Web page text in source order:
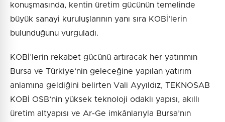
konuşmasında, kentin üretim gücünün temelinde
büyük sanayi kuruluşlarının yanı sıra KOBİ’lerin
bulunduğunu vurguladı.
KOBİ’lerin rekabet gücünü artıracak her yatırımın
Bursa ve Türkiye’nin geleceğine yapılan yatırım
anlamına geldiğini belirten Vali Ayyıldız, TEKNOSAB
KOBİ OSB’nin yüksek teknoloji odaklı yapısı, akıllı
üretim altyapısı ve Ar-Ge imkânlarıyla Bursa’nın